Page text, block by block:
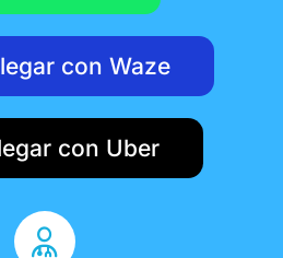
con Waze
con Uber